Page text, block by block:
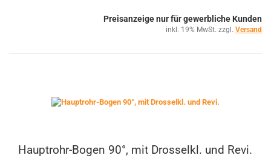
Preisanzeige nur für gewerbliche Kunden
inkl. 19% MwSt. zzgl. Versand
Hauptrohr-Bogen 90°, mit Drosselkl. und Revi.